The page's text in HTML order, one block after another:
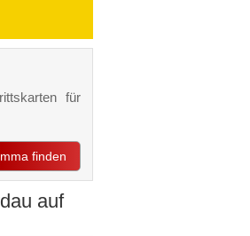
für
finden
auf